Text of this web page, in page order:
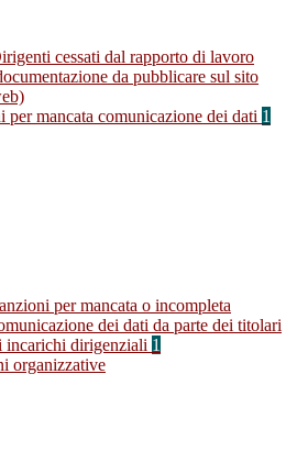
cessati dal rapporto di lavoro
da pubblicare sul sito
per mancata comunicazione dei dati 1
per mancata o incompleta
dei dati da parte dei titolari
incarichi dirigenziali 1
organizzative